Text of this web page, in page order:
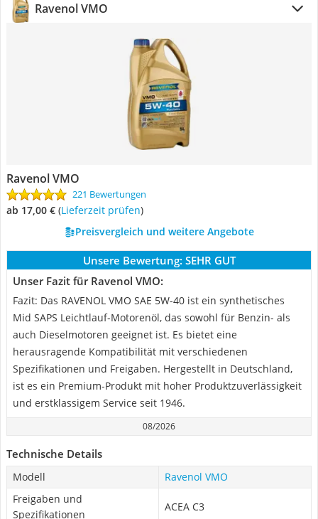
Ravenol VMO
Ravenol VMO
221 Bewertungen
ab 17,00 € (Lieferzeit prüfen)
Preisvergleich und weitere Angebote
Unsere Bewertung: SEHR GUT
Unser Fazit für Ravenol VMO:
Fazit: Das RAVENOL VMO SAE 5W-40 ist ein synthetisches
Mid SAPS Leichtlauf-Motorenöl, das sowohl für Benzin- als
auch Dieselmotoren geeignet ist. Es bietet eine
herausragende Kompatibilität mit verschiedenen
Spezifikationen und Freigaben. Hergestellt in Deutschland,
ist es ein Premium-Produkt mit hoher Produktzuverlässigkeit
und erstklassigem Service seit 1946.
08/2026
Technische Details
Modell
Ravenol VMO
Freigaben und
Spezifikationen
ACEA C3